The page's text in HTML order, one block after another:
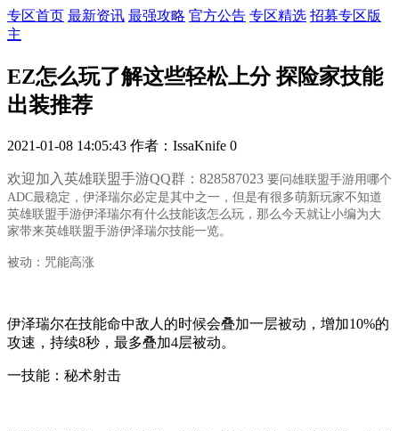
专区首页 最新资讯 最强攻略 官方公告 专区精选 招募专区版
主
EZ怎么玩了解这些轻松上分 探险家技能
出装推荐
2021-01-08 14:05:43 作者：IssaKnife 0
欢迎加入英雄联盟手游QQ群：828587023 要问雄联盟手游用哪个
ADC最稳定 ，伊泽瑞尔必定是其中之一，但是有很多萌新玩家不知道
英雄联盟手游伊泽瑞尔有什么技能该怎么玩 ，那么今天就让小编为大
家带来英雄联盟手游伊泽瑞尔技能一览。
被动：咒能高涨
伊泽瑞尔在技能命中敌人的时候会叠加一层被动，增加10%的
攻速，持续8秒，最多叠加4层被动。
一技能：秘术射击